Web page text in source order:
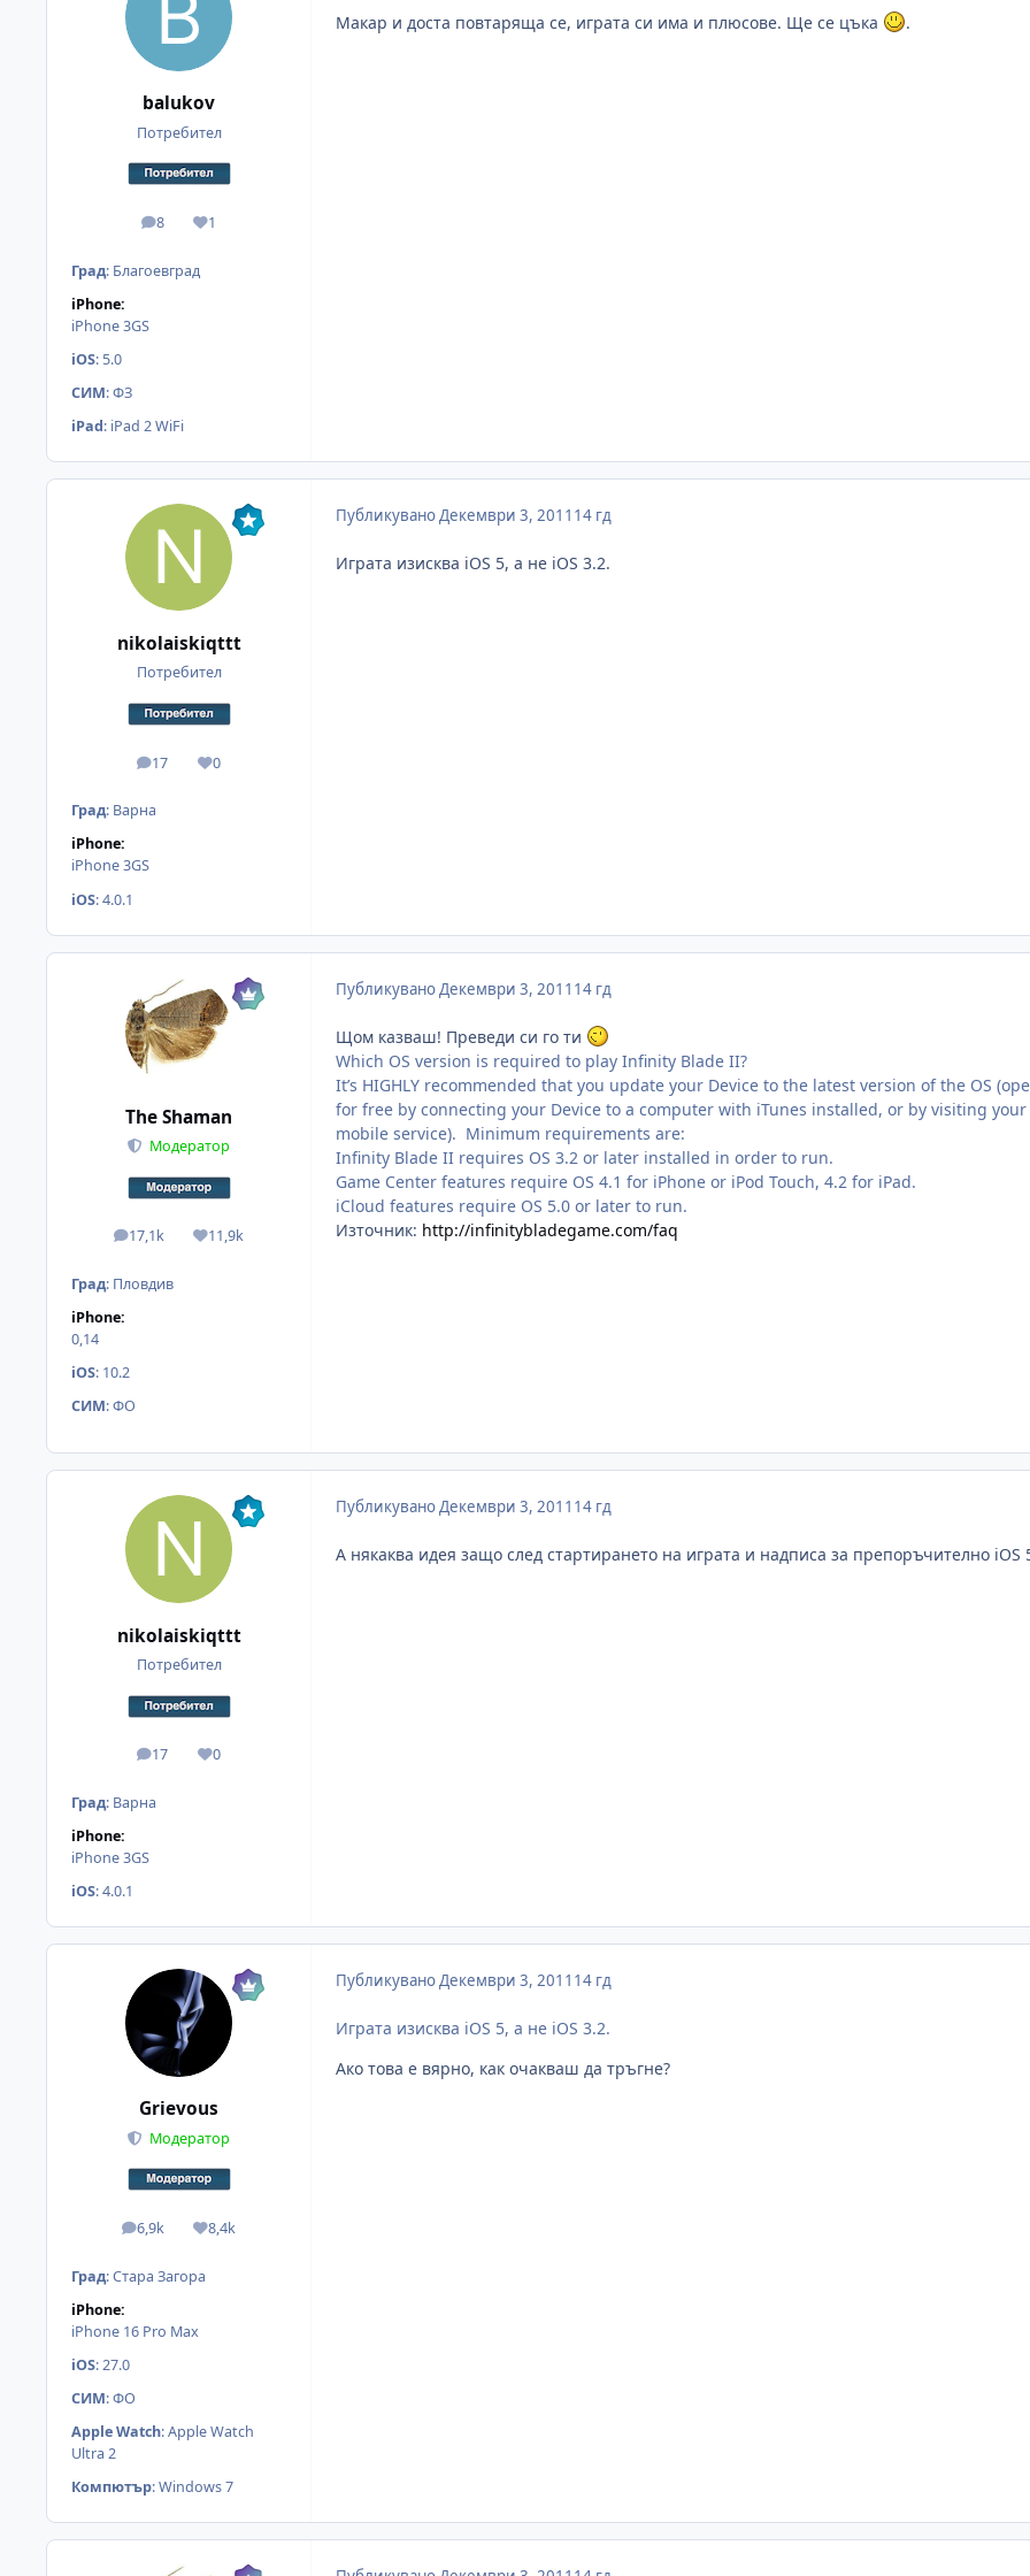
balukov
Потребител
8
мнения 1
Reputation
Град: Благоевград
iPhone:
iPhone 3GS
iOS: 5.0
СИМ:ФЗ
iPad: iPad 2 WiFi
Макар и доста повтаряща се, играта си има и плюсове. Ще се цъка .
nikolaiskiqttt
Потребител
17
мнения 0
Reputation
Град: Варна
iPhone:
iPhone 3GS
iOS:4.0.1
ПубликуваноДекември 3, 2011 14 гд
Играта изисква iOS 5, а не iOS 3.2.
The Shaman
Модератор
17,1k
мнения 11,9k
Reputation
Град: Пловдив
iPhone:
0,14
iOS: 10.2
СИМ:ФО
Публикувано Декември 3, 2011 14 гд
Щом казваш! Преведи си го ти
Which OS version is required to play Infinity Blade II?
It’s HIGHLY recommended that you update your Device to the latest version of the OS
for free by connecting your Device to a computer with iTunes installed, or by visiting
mobile service). Minimum requirements are:
Infinity Blade II requires OS 3.2 or later installed in order to run.
Game Center features require OS 4.1 for iPhone or iPod Touch, 4.2 for iPad.
iCloud features require OS 5.0 or later to run.
Източник: http://infinitybladegame.com/faq
nikolaiskiqttt
Потребител
17
мнения 0
Reputation
Град: Варна
iPhone:
iPhone 3GS
iOS:4.0.1
ПубликуваноДекември 3, 2011 14 гд
А някаква идея защо след стартирането на играта и надписа за препоръчително iOS
Grievous
Модератор
6,9k
мнения 8,4k
Reputation
Град:Стара Загора
iPhone:
iPhone 16 Pro Max
iOS:27.0
СИМ:ФО
Apple Watch:Apple Watch
Ultra 2
Компютър:Windows 7
ПубликуваноДекември 3, 2011 14 гд
Играта изисква iOS 5, а не iOS 3.2.
Ако това е вярно, как очакваш да тръгне?